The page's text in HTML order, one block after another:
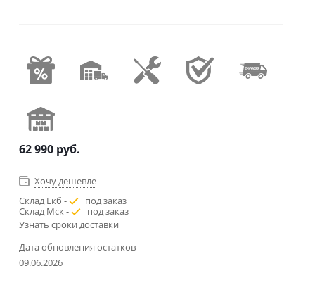
62 990 руб.
Хочу дешевле
Склад Екб -
под заказ
Склад Мск -
под заказ
Узнать сроки доставки
Дата обновления остатков
09.06.2026